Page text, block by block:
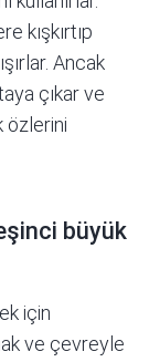
kışkırtıp
Ancak
çıkar ve
özlerini
büyük
için
ve çevreyle